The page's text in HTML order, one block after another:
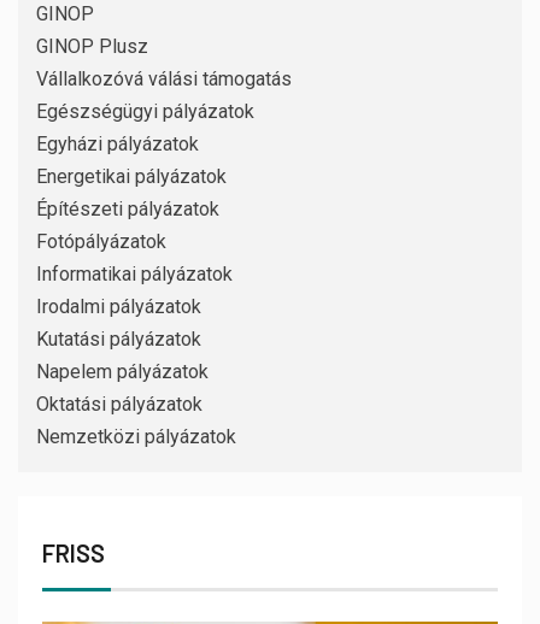
GINOP
GINOP Plusz
Vállalkozóvá válási támogatás
Egészségügyi pályázatok
Egyházi pályázatok
Energetikai pályázatok
Építészeti pályázatok
Fotópályázatok
Informatikai pályázatok
Irodalmi pályázatok
Kutatási pályázatok
Napelem pályázatok
Oktatási pályázatok
Nemzetközi pályázatok
FRISS